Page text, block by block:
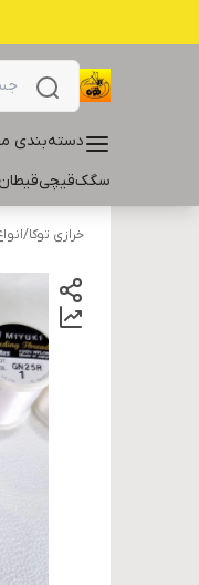
دسته‌بندی
سگکقیچیقیطان
خرازی توکا/